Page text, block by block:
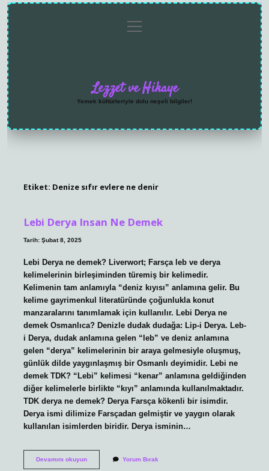
menüyü
aç
Lezzet ve Hikaye
Yemek kültürleriyle dolu neşeli bilgiler!
Etiket: Denize sıfır evlere ne denir
Lebi Derya Insan Ne Demek
Tarih: Şubat 8, 2025
Lebi Derya ne demek? Liverwort; Farsça leb ve derya
kelimelerinin birleşiminden türemiş bir kelimedir.
Kelimenin tam anlamıyla “deniz kıyısı” anlamına gelir. Bu
kelime gayrimenkul literatüründe çoğunlukla konut
manzaralarını tanımlamak için kullanılır. Lebi Derya ne
demek Osmanlıca? Denizle dudak dudağa: Lip-i Derya. Leb-
i Derya, dudak anlamına gelen “leb” ve deniz anlamına
gelen “derya” kelimelerinin bir araya gelmesiyle oluşmuş,
günlük dilde yaygınlaşmış bir Osmanlı deyimidir. Lebi ne
demek TDK? “Lebi” kelimesi “kenar” anlamına geldiğinden
diğer kelimelerle birlikte “kıyı” anlamında kullanılmaktadır.
TDK derya ne demek? Derya Farsça kökenli bir isimdir.
Derya ismi dilimize Farsçadan gelmiştir ve yaygın olarak
kullanılan isimlerden biridir. Derya isminin…
Devamını okuyunLebi
Yorum Bırak